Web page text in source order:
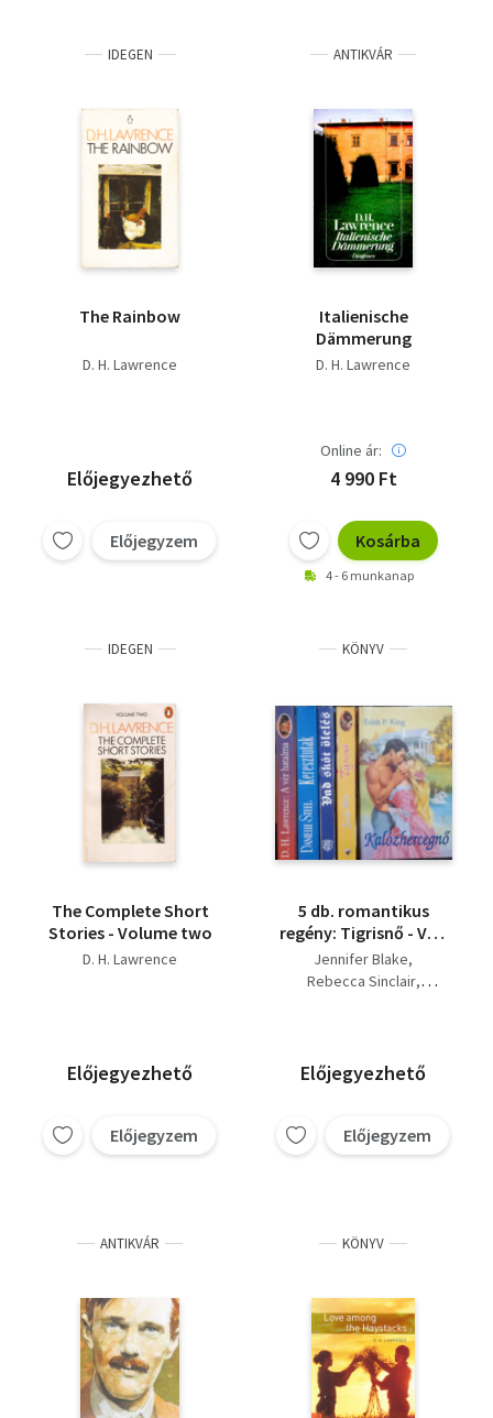
IDEGEN
The Rainbow
D. H. Lawrence
Előjegyezhető
Előjegyzem
ANTIKVÁR
Italienische
Dämmerung
D. H. Lawrence
Online ár:
4 990 Ft
Kosárba
4 - 6 munkanap
IDEGEN
The Complete Short
Stories - Volume two
D. H. Lawrence
Előjegyezhető
Előjegyzem
KÖNYV
5 db. romantikus
regény: Tigrisnő - Vad
skót ölelés -
Keresztutak - A vér
Jennifer Blake
Rebecca Sinclair
Előjegyezhető
Előjegyzem
ANTIKVÁR KÖNYV